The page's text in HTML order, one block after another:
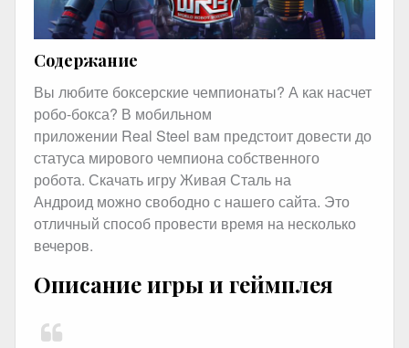
Содержание
Вы любите боксерские чемпионаты? А как насчет
робо-бокса? В мобильном
приложении Real Steel вам предстоит довести до
статуса мирового чемпиона собственного
робота. Скачать игру Живая Сталь на
Андроид можно свободно с нашего сайта. Это
отличный способ провести время на несколько
вечеров.
Описание игры и геймплея